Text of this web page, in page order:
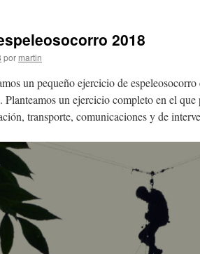
2018
por martin
un pequeño ejercicio de
Planteamos un ejercicio completo en el
transporte, comunicaciones y de